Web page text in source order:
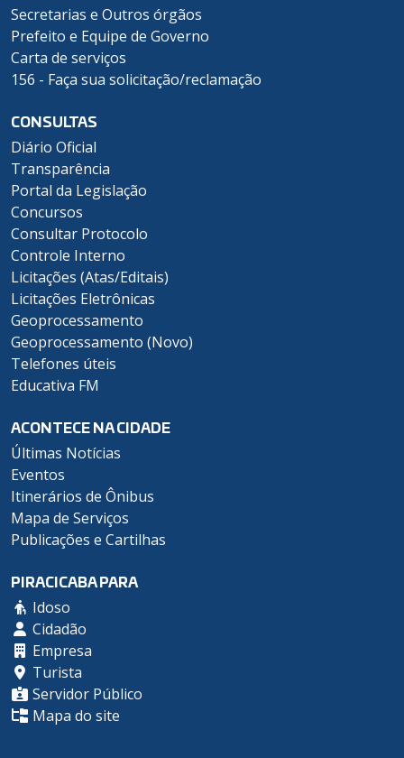
Secretarias e Outros órgãos
Prefeito e Equipe de Governo
Carta de serviços
156 - Faça sua solicitação/reclamação
CONSULTAS
Diário Oficial
Transparência
Portal da Legislação
Concursos
Consultar Protocolo
Controle Interno
Licitações (Atas/Editais)
Licitações Eletrônicas
Geoprocessamento
Geoprocessamento (Novo)
Telefones úteis
Educativa FM
ACONTECE NA CIDADE
Últimas Notícias
Eventos
Itinerários de Ônibus
Mapa de Serviços
Publicações e Cartilhas
PIRACICABA PARA
Idoso
Cidadão
Empresa
Turista
Servidor Público
Mapa do site